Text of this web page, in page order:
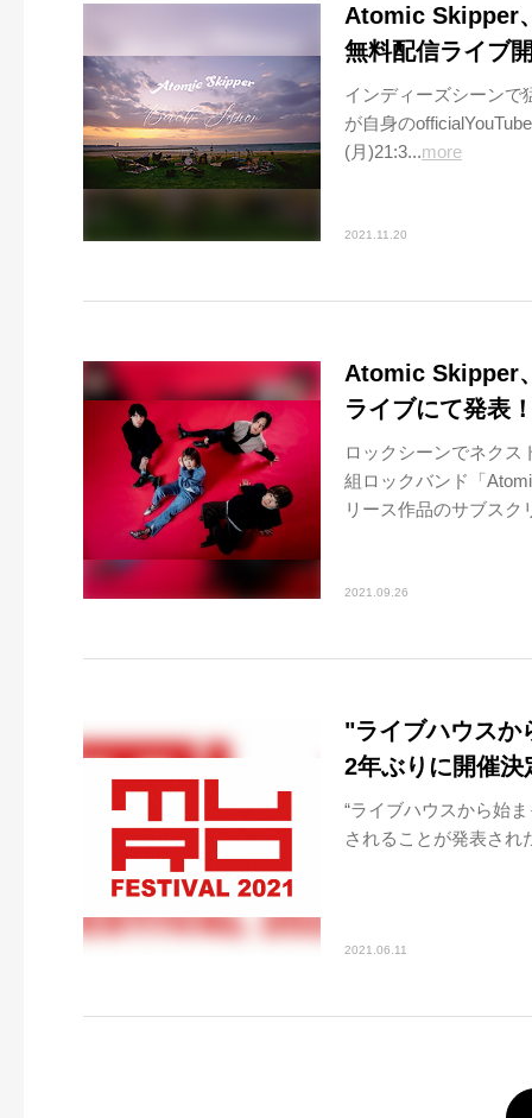
Atomic Skipper
無料配信ライブ
インディーズシーンで
が自身の
(月)21:3...more
2021.11.20
Atomic Skipper
ライブにて発表
ロックシーンでネク
組ロックバンド「
リース作品のサブスク
2021.09.26
"ライブハウスか
2年ぶりに開催
“ライブハウスから始
されることが発表され
2021.06.11